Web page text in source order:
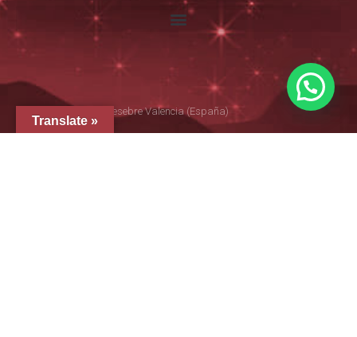
© 2005-2026 Arte Pesebre Valencia (España)
Translate »